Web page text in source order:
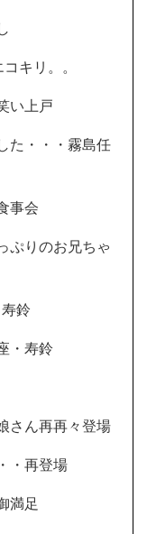
キリ。。
い上戸
た・・・霧島任
事会
ぷりのお兄ちゃ
鈴
・寿鈴
さん再再々登場
・再登場
満足